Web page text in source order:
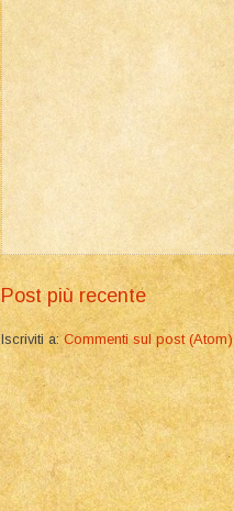
Post più recente
Iscriviti a:Commenti sul post (Atom)